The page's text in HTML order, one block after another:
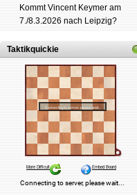
Kommt Vincent Keymer am
7./8.3.2026 nach Leipzig?
Taktikquickie